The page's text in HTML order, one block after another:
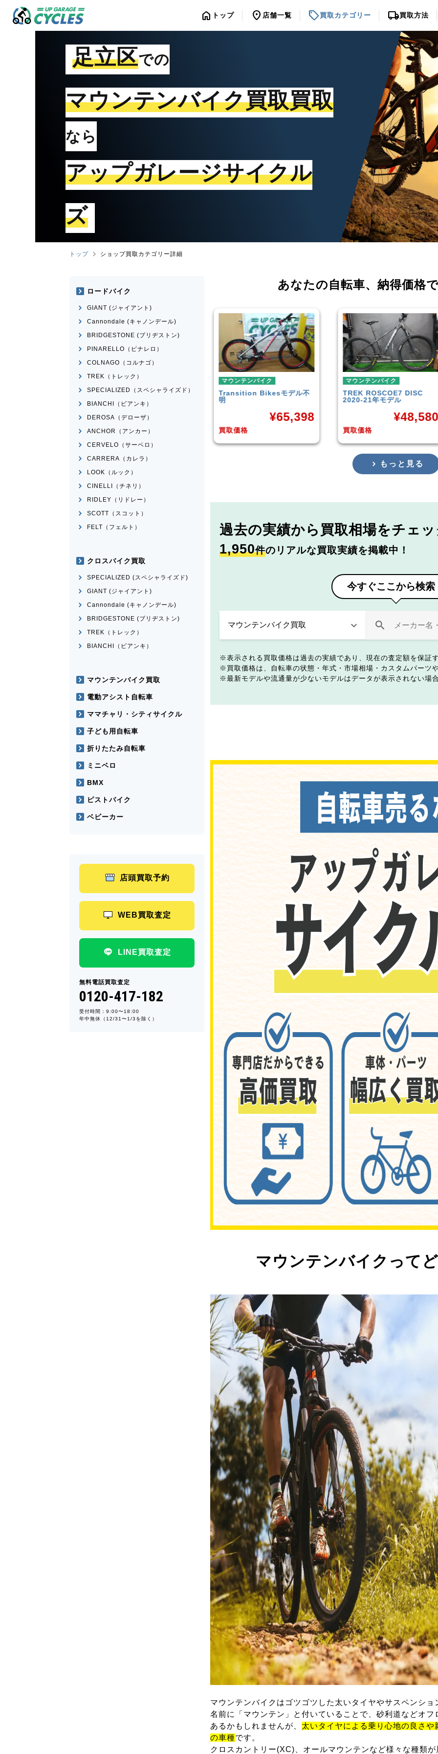
home トップ location_on 店舗一覧 sell買取カテゴリー local_shipping買取方法
足立区での
マウンテンバイク買取買取
なら
アップガレージサイクル
ズ
トップ ショップ買取カテゴリー詳細
あなたの自転車、 納得価格
マウンテンバイク
Transition Bikes モデル不
明
買取価格
¥
マウンテンバイク
TREKROSCOE7 DISC
2020-21年モデル
買取価格
¥48,580
マウンテンバイク
Rocky Mountain Element
Carbon30 2022年モデル
買取価格
¥
もっと見る
過去の実績から 買取相場をチェ
1,950件のリアルな買取実績を掲載中！
今すぐここから検索
表示される買取価格は過去の実績であり、現在の査定額を保証
買取価格は、自転車の状態・年式・市場相場・カスタムパーツ
最新モデルや流通量が少ないモデルはデータが表示されない場
マウンテンバイクって
マウンテンバイクはゴツゴツした太いタイヤやサスペンシ
名前に「マウンテン」と付いていることで、砂利道などオ
あるかもしれませんが、 太いタイヤによる乗り心地の良さ
の車種です。
クロスカントリー(XC)、オールマウンテンなど様々な種類
ロードバイク
GIANT (ジャイアント)
Cannondale (キャノンデール)
BRIDGESTONE (ブリヂストン)
PINARELLO（ピナレロ）
COLNAGO（コルナゴ）
TREK（トレック）
SPECIALIZED（スペシャライズド）
BIANCHI（ビアンキ）
DEROSA（デローザ）
ANCHOR（アンカー）
CERVELO（サーベロ）
CARRERA（カレラ）
LOOK（ルック）
CINELLI（チネリ）
RIDLEY（リドレー）
SCOTT（スコット）
FELT（フェルト）
クロスバイク買取
SPECIALIZED (スペシャライズド)
GIANT (ジャイアント)
Cannondale (キャノンデール)
BRIDGESTONE (ブリヂストン)
TREK（トレック）
BIANCHI（ビアンキ）
マウンテンバイク買取
電動アシスト自転車
ママチャリ・シティサイクル
子ども用自転車
折りたたみ自転車
ミニベロ
BMX
ピストバイク
ベビーカー
店頭買取予約
WEB買取査定
LINE買取査定
無料電話買取査定
0120-417-182
受付時間：9:00〜18:00
年中無休（12/31〜1/3を除く）